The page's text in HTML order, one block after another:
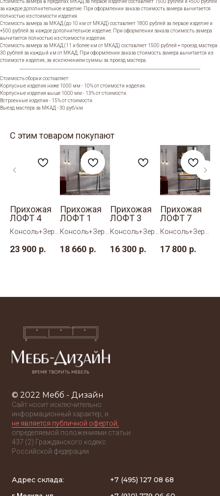
Стоимость замера в пределах МКАД за первое изделие составляет 1500 рублей и +500 рублей
за каждое дополнительное изделие. При оформлении заказа стоимость замера вычитается
полностью из стоимости изделия.
Стоимость замера за МКАД (до 10 км от МКАД) составляет 1800 рублей за первое изделие и
+500 рублей за каждое дополнительное изделие. При оформлении заказа стоимость замера
вычитается полностью из стоимости изделия.
Стоимость замера за МКАД (11 и более км от МКАД) составляет 1500 рублей + проезд мастера
30 рублей за каждый км от МКАД. При оформлении заказа стоимость замера вычитается из
стоимости изделия, за исключением суммы за проезд мастера.
Стоимость сборки составляет:
Корпусные изделия ниже 1000 мм - 10% от стоимости изделия.
Корпусные изделия выше 1000 мм - 13% от стоимости.
Встроенные изделия - 15% от стоимости.
Выезд мастера за МКАД - 30 руб/км
С этим товаром покупают
Прихожая
ЛОФТ 4
Консоль+Зерк
крючками.
23 900 р.
Прихожая
ЛОФТ 1
Консоль+Зерк
18 660 р.
Прихожая
ЛОФТ 3
Консоль+Зерк
16 300 р.
Прихожая
ЛОФТ 7
Консоль+Зерк
17 800 р.
© 2022 Мебб - Дизайн
Сайт носит исключительно
информационный характер, и
не является публичной офертой,
определяемой положениями статьи
437 (2) Гражданского кодекс
Российской федерации.
Адрес склада:
+7 (495) 127 08 68